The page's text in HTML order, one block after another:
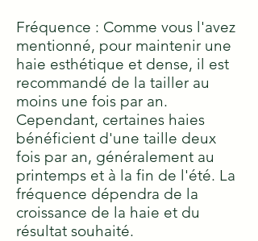
Fréquence : Comme vous l'avez
mentionné, pour maintenir une
haie esthétique et dense, il est
recommandé de la tailler au
moins une fois par an.
Cependant, certaines haies
bénéficient d'une taille deux
fois par an, généralement au
printemps et à la fin de l'été. La
fréquence dépendra de la
croissance de la haie et du
résultat souhaité.